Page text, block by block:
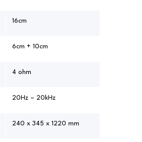
16cm
6cm + 10cm
4 ohm
20Hz – 20kHz
240 x 345 x 1220 mm